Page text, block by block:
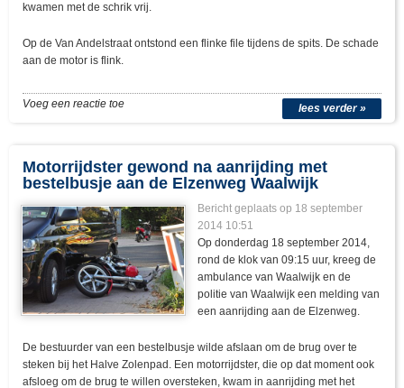
kwamen met de schrik vrij.
Op de Van Andelstraat ontstond een flinke file tijdens de spits. De schade
aan de motor is flink.
lees verder »
Voeg een reactie toe
Motorrijdster gewond na aanrijding met
bestelbusje aan de Elzenweg Waalwijk
Bericht geplaats op 18 september
2014 10:51
Op donderdag 18 september 2014,
rond de klok van 09:15 uur, kreeg de
ambulance van Waalwijk en de
politie van Waalwijk een melding van
een aanrijding aan de Elzenweg.
De bestuurder van een bestelbusje wilde afslaan om de brug over te
steken bij het Halve Zolenpad. Een motorrijdster, die op dat moment ook
afsloeg om de brug te willen oversteken, kwam in aanrijding met het